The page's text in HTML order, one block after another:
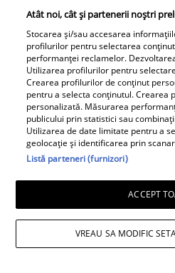
Atât noi, cât și partenerii noștri
Stocarea și/sau accesarea
profilurilor pentru selectarea
performanței reclamelor.
Utilizarea profilurilor pentru
Crearea profilurilor de conținut
pentru a selecta conținutul. Crearea
personalizată. Măsurarea
publicului prin statistici sau
Utilizarea de date limitate pentru a
geolocație și identificarea prin
Listă parteneri (furnizori)
ACCEPT
VREAU SA MODIFIC